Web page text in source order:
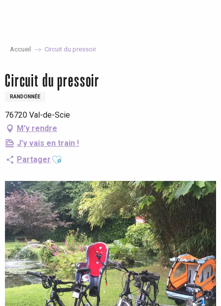
Accueil Circuit du pressoir
Circuit du pressoir
RANDONNÉE
76720 Val-de-Scie
M'y rendre
J'y vais en train !
Partager Ajouter aux favoris